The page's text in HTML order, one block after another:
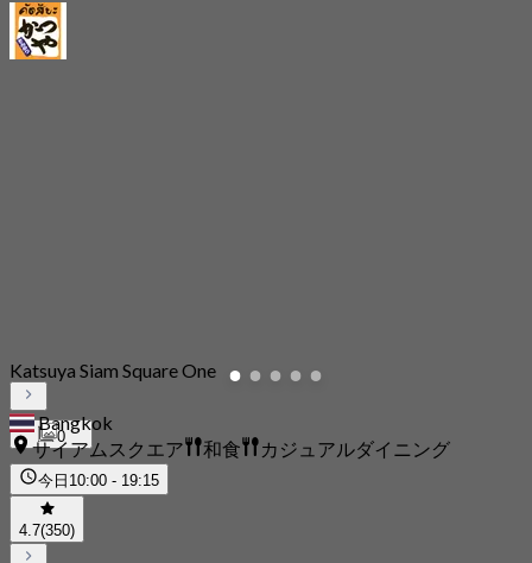
0
Katsuya Siam Square One
Bangkok
サイアムスクエア
和食 カジュアルダイニング
今日 10:00 - 19:15
4.7(350)